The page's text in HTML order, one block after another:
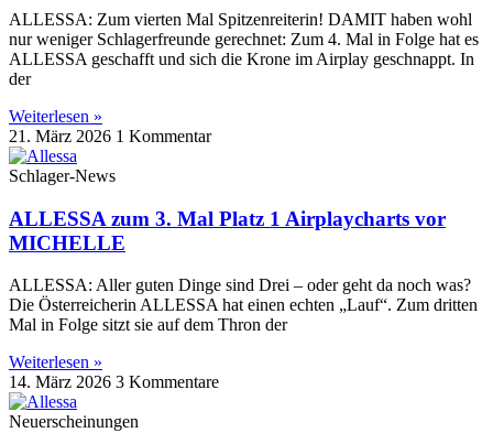
ALLESSA: Zum vierten Mal Spitzenreiterin! DAMIT haben wohl
nur weniger Schlagerfreunde gerechnet: Zum 4. Mal in Folge hat es
ALLESSA geschafft und sich die Krone im Airplay geschnappt. In
der
Weiterlesen »
21. März 2026 1 Kommentar
Schlager-News
ALLESSA zum 3. Mal Platz 1 Airplaycharts vor
MICHELLE
ALLESSA: Aller guten Dinge sind Drei – oder geht da noch was?
Die Österreicherin ALLESSA hat einen echten „Lauf“. Zum dritten
Mal in Folge sitzt sie auf dem Thron der
Weiterlesen »
14. März 2026 3 Kommentare
Neuerscheinungen